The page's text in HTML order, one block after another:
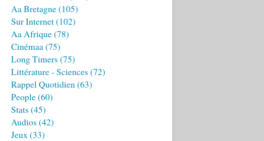
Aa Bretagne(105)
Sur Internet(102)
Aa Afrique(78)
Cinémaa(75)
Long Timers (75)
Littérature - Sciences (72)
Rappel Quotidien(63)
People(60)
Stats (45)
Audios (42)
Jeux(33)